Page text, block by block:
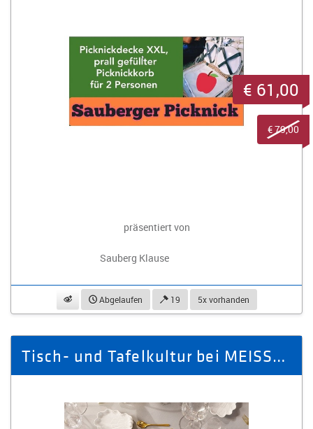
präsentiert von
Sauberg Klause
beobachtenAbgelaufen 19 5x vorhanden
€ 61,00
€ 79,00
Tisch- und Tafelkultur bei MEISSEN für eine Person